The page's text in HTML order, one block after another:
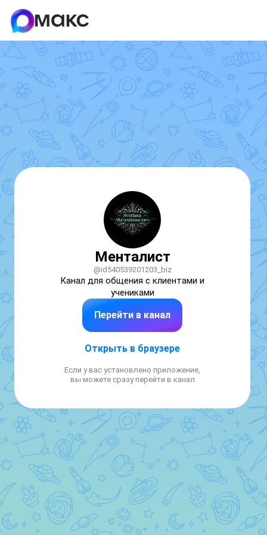
Менталист
@id540539201203_biz
Канал для общения с клиентами и
учениками
Перейти в канал
Открыть в браузере
Если у вас установлено приложение,
вы можете сразу перейти в канал